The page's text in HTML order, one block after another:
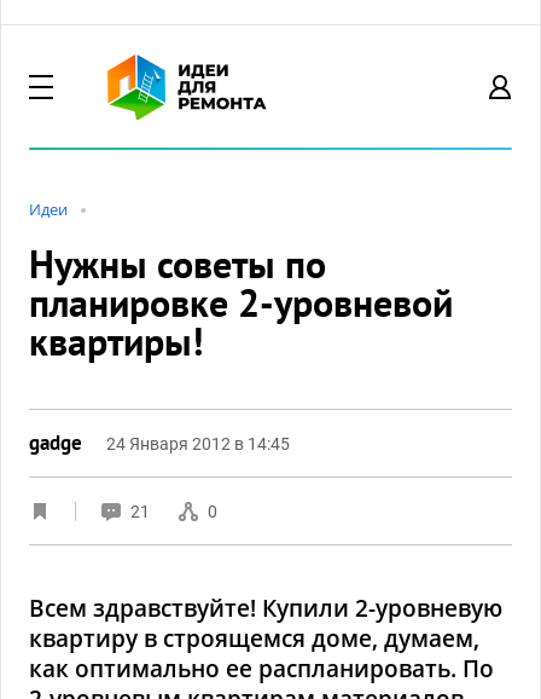
Идеи
Нужны советы по
планировке 2-уровневой
квартиры!
gadge 24 Января 2012 в 14:45
21 0
Всем здравствуйте! Купили 2-уровневую
квартиру в строящемся доме, думаем,
как оптимально ее распланировать. По